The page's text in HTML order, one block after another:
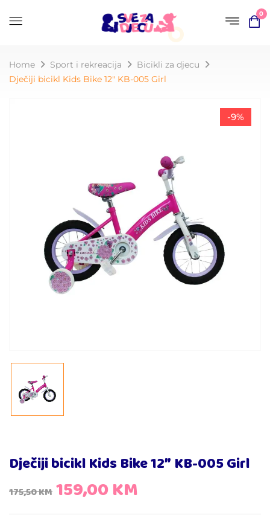
0
Home Sport i rekreacija
Bicikli za djecu
Dječiji bicikl Kids Bike 12″ KB-005 Girl
-9%
Dječiji bicikl Kids Bike 12″ KB-005 Girl
175,50KM 159,00KM